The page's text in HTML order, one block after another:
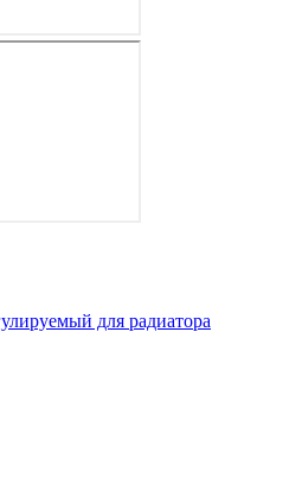
для радиатора